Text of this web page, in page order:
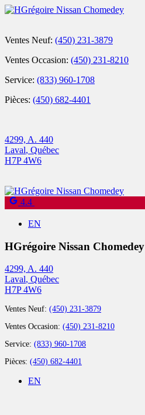
Ventes Neuf: (450) 231-3879
Ventes Occasion: (450) 231-8210
Service: (833) 960-1708
Pièces: (450) 682-4401
4299, A. 440
Laval, Québec
H7P 4W6
4.4
EN
HGrégoire Nissan Chomedey
4299, A. 440
Laval, Québec
H7P 4W6
Ventes Neuf: (450) 231-3879
Ventes Occasion: (450) 231-8210
Service: (833) 960-1708
Pièces: (450) 682-4401
EN